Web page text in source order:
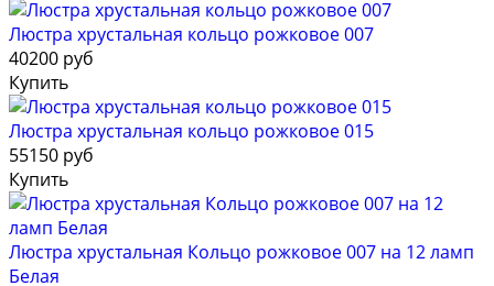
Люстра хрустальная кольцо рожковое 007
40200 руб
Купить
Люстра хрустальная кольцо рожковое 015
55150 руб
Купить
Люстра хрустальная Кольцо рожковое 007 на 12 ламп
Белая